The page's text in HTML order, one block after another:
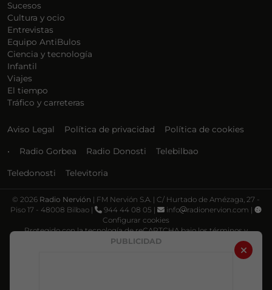
PUBLICIDAD
Sucesos
Cultura y ocio
Entrevistas
Equipo AntiBulos
Ciencia y tecnología
Infantil
Viajes
El tiempo
Tráfico y carreteras
Aviso Legal Política de privacidad Política de cookies
• Radio Gorbea Radio Donosti Telebilbao
Teledonosti Televitoria
© 2026 Radio Nervión | FM Nervión S.A. | C/ Hurtado de Amézaga, 27 -
Piso 17 - 48008 Bilbao |
944 44 08 05 | info
radionervion.com |
Configurar cookies
Protegido con la tecnología de reCAPTCHA bajo los términos y
Política de privacidad Términos de servicio